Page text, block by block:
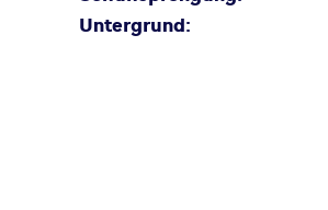
Untergrund: